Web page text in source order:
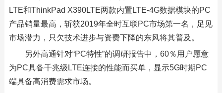
LTE和ThinkPad X390LTE两款内置LTE-4G数据模块的PC
产品销量最高，斩获2019年全时互联PC市场第一名，足见
市场潜力，只欠技术进步与资费下降的东风将其普及。
另外高通针对“PC特性”的调研报告中，60％用户愿意
为PC具备千兆级LTE连接的性能而买单，显示5G时期PC
端具备高消费需求市场。